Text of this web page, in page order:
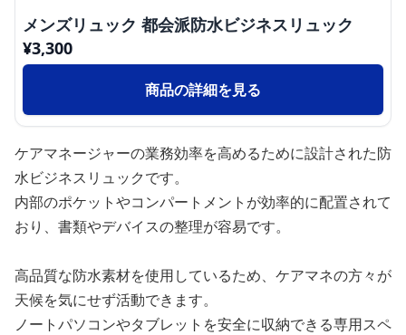
メンズリュック 都会派防水ビジネスリュック
¥3,300
商品の詳細を見る
ケアマネージャーの業務効率を高めるために設計された防
水ビジネスリュックです。
内部のポケットやコンパートメントが効率的に配置されて
おり、書類やデバイスの整理が容易です。
高品質な防水素材を使用しているため、ケアマネの方々が
天候を気にせず活動できます。
ノートパソコンやタブレットを安全に収納できる専用スペ